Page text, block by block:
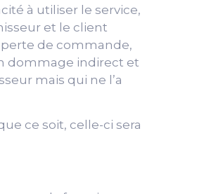
à utiliser le service,
et le client
de commande,
dommage indirect et
mais qui ne l’a
ce soit, celle-ci sera